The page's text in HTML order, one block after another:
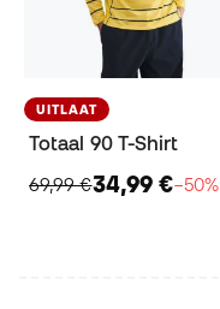
UITLAAT
Totaal 90 T-Shirt
69,99 €34,99 €−50%